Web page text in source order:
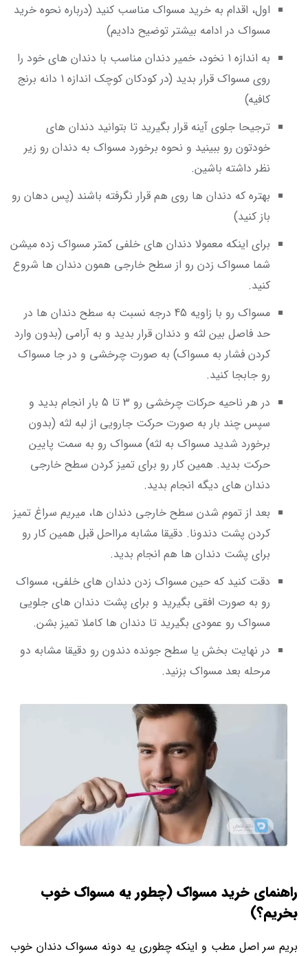
اول، اقدام به خرید مسواک مناسب کنید (درباره نحوه خرید
مسواک در ادامه بیشتر توضیح دادیم)
به اندازه 1 نخود، خمیر دندان مناسب با دندان های خود را
روی مسواک قرار بدید (در کودکان کوچک اندازه 1 دانه برنج
کافیه)
ترجیحا جلوی آینه قرار بگیرید تا بتوانید دندان های
خودتون رو ببینید و نحوه برخورد مسواک به دندان رو زیر
نظر داشته باشین.
بهتره که دندان ها روی هم قرار نگرفته باشند (پس دهان رو
باز کنید)
برای اینکه معمولا دندان های خلفی کمتر مسواک زده میشن
شما مسواک زدن رو از سطح خارجی همون دندان ها شروع
کنید.
مسواک رو با زاویه 45 درجه نسبت به سطح دندان ها در
حد فاصل بین لثه و دندان قرار بدید و به آرامی (بدون وارد
کردن فشار به مسواک) به صورت چرخشی و در جا مسواک
رو جابجا کنید.
در هر ناحیه حرکات چرخشی رو 3 تا 5 بار انجام بدید و
سپس چند بار به صورت حرکت جارویی از لبه لثه (بدون
برخورد شدید مسواک به لثه) مسواک رو به سمت پایین
حرکت بدید. همین کار رو برای تمیز کردن سطح خارجی
دندان های دیگه انجام بدید.
بعد از تموم شدن سطح خارجی دندان ها، میریم سراغ تمیز
کردن پشت دندونا. دقیقا مشابه مرااحل قبل همین کار رو
برای پشت دندان ها هم انجام بدید.
دقت کنید که حین مسواک زدن دندان های خلفی، مسواک
رو به صورت افقی بگیرید و برای پشت دندان های جلویی
مسواک رو عمودی بگیرید تا دندان ها کاملا تمیز بشن.
در نهایت بخش یا سطح جونده دندون رو دقیقا مشابه دو
مرحله بعد مسواک بزنید.
راهنمای خرید مسواک (چطور یه مسواک خوب
بخریم؟)
بریم سر اصل مطب و اینکه چطوری یه دونه مسواک دندان خوب